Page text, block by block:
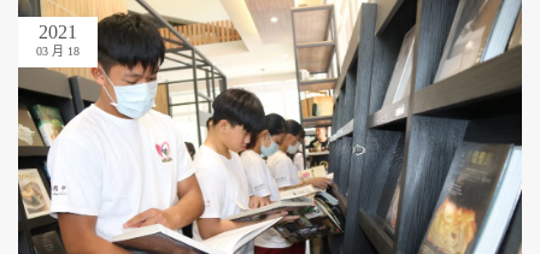
2021
03 月 18